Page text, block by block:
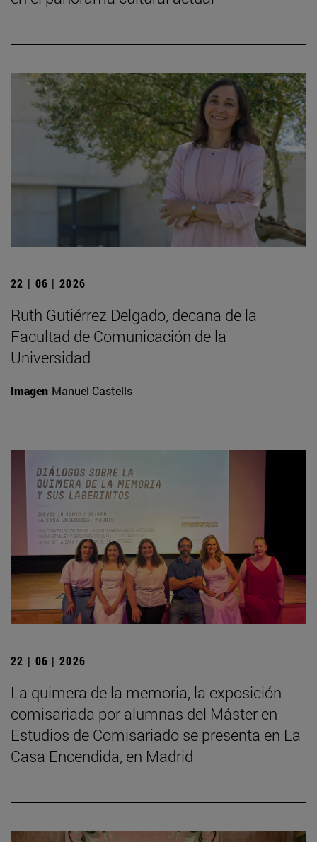
22 | 06 | 2026
Ruth Gutiérrez Delgado, decana de la
Facultad de Comunicación de la
Universidad
Imagen Manuel Castells
22 | 06 | 2026
La quimera de la memoria, la exposición
comisariada por alumnas del Máster en
Estudios de Comisariado se presenta en La
Casa Encendida, en Madrid